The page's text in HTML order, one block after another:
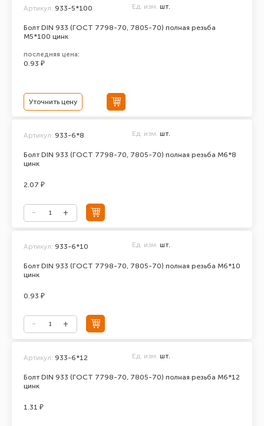
Болт DIN 933 (ГОСТ 7798-70, 7805-70) полная резьба
М5*100 цинк
Артикул: 933-5*100 Ед. изм. шт.
последняя цена:
0.93 ₽
Уточнить цену
Болт DIN 933 (ГОСТ 7798-70, 7805-70) полная резьба М6*8
цинк
Артикул: 933-6*8 Ед. изм. шт.
2.07 ₽
Болт DIN 933 (ГОСТ 7798-70, 7805-70) полная резьба М6*10
цинк
Артикул: 933-6*10 Ед. изм. шт.
0.93 ₽
Болт DIN 933 (ГОСТ 7798-70, 7805-70) полная резьба М6*12
цинк
Артикул: 933-6*12 Ед. изм. шт.
1.31 ₽